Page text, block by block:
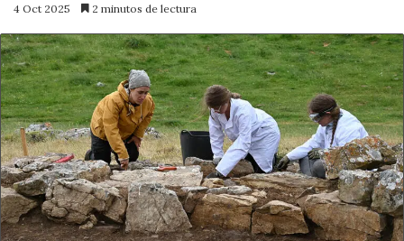
4 Oct 2025 2 minutos de lectura